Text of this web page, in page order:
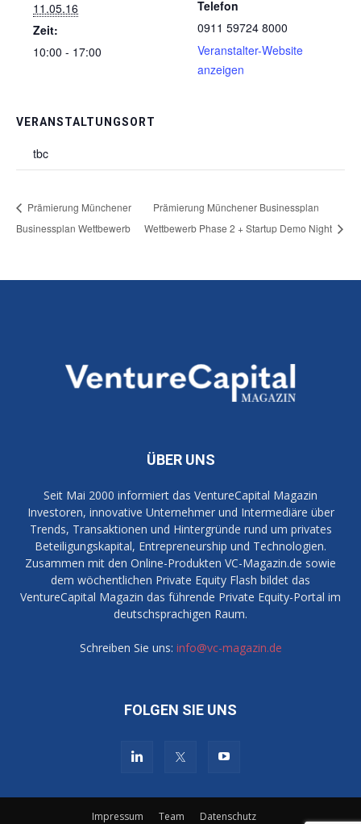
11.05.16
Zeit:
10:00 - 17:00
VERANSTALTUNGSORT
tbc
Telefon
0911 59724 8000
Veranstalter-Website
anzeigen
Prämierung Münchener
Businessplan Wettbewerb
Prämierung Münchener Businessplan
Wettbewerb Phase 2 + Startup Demo Night
ÜBER UNS
Seit Mai 2000 informiert das VentureCapital Magazin
Investoren, innovative Unternehmer und Intermediäre über
Trends, Transaktionen und Hintergründe rund um privates
Beteiligungskapital, Entrepreneurship und Technologien.
Zusammen mit den Online-Produkten VC-Magazin.de sowie
dem wöchentlichen Private Equity Flash bildet das
VentureCapital Magazin das führende Private Equity-Portal im
deutschsprachigen Raum.
Schreiben Sie uns: info@vc-magazin.de
FOLGEN SIE UNS
Impressum Team Datenschutz